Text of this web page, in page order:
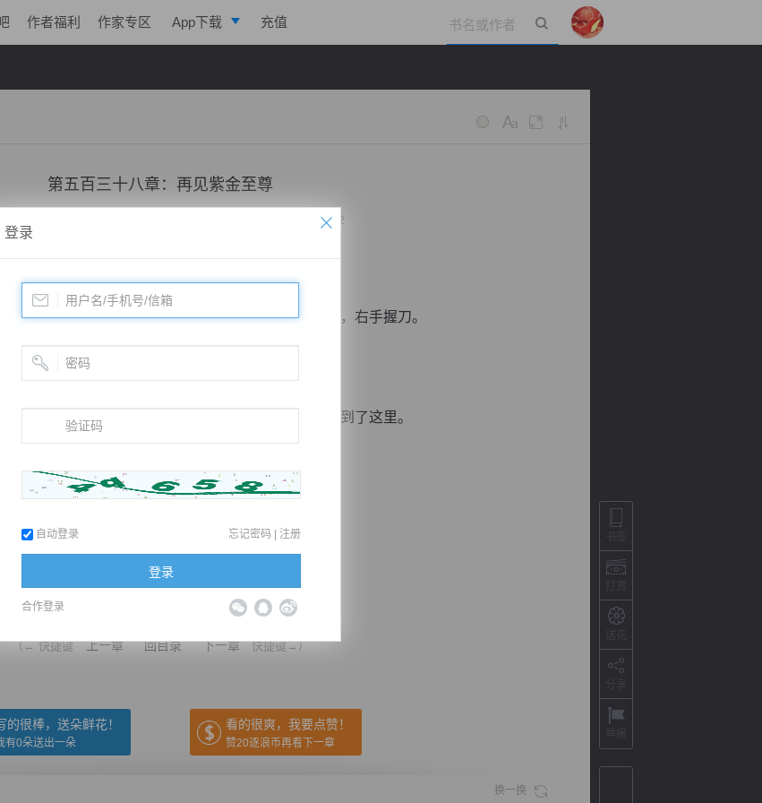
作者福利 作家专区 App下载 充值
第五百三十八章：再见紫金至尊
更新时间：2015-10-22 08:00 字数：3052
气，旋即他的眼神变得凌厉了起来，同时左手拿剑，右手握刀。
再次颤动了起来，而下一秒又有两名至尊强者被送到了这里。
一开始就戒备着。
（← 快捷键 上一章 回目录 下一章 快捷键→）
的很棒，送朵鲜花！
有0朵送出一朵
看的很爽，我要点赞！
赞20逐浪币再看下一章
换一换
登录
自动登录 忘记密码 | 注册
登录
合作登录